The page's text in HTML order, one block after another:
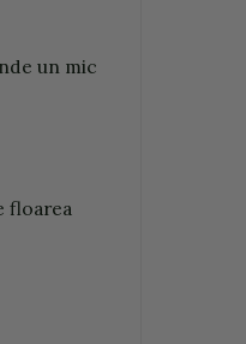
un mic
floarea